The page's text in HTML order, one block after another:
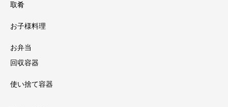
取肴
お子様料理
お弁当
回収容器
使い捨て容器